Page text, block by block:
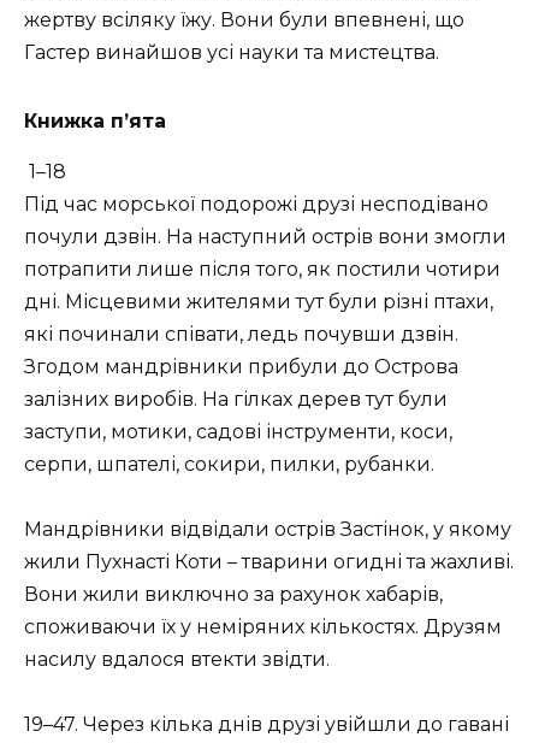
жертву всіляку їжу. Вони були впевнені, що
Гастер винайшов усі науки та мистецтва.
Книжка п’ята
1–18
Під час морської подорожі друзі несподівано
почули дзвін. На наступний острів вони змогли
потрапити лише після того, як постили чотири
дні. Місцевими жителями тут були різні птахи,
які починали співати, ледь почувши дзвін.
Згодом мандрівники прибули до Острова
залізних виробів. На гілках дерев тут були
заступи, мотики, садові інструменти, коси,
серпи, шпателі, сокири, пилки, рубанки.
Мандрівники відвідали острів Застінок, у якому
жили Пухнасті Коти – тварини огидні та жахливі.
Вони жили виключно за рахунок хабарів,
споживаючи їх у неміряних кількостях. Друзям
насилу вдалося втекти звідти.
19–47. Через кілька днів друзі увійшли до гавані